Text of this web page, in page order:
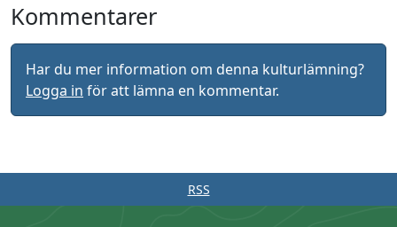
Kommentarer
Har du mer information om denna kulturlämning?
Logga in för att lämna en kommentar.
RSS